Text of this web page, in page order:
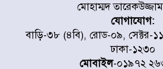
রাজধানীর
অফিসের
সদস্যকে
করেছে র‌্যাব-১
মোহাম্মদ
যোগাযোগ:
বাড়ি-৩৮ (৪বি), রোড-০৯, সেক্টর-
ঢাকা-১২৩০
মোবাইল-০১৯৭২